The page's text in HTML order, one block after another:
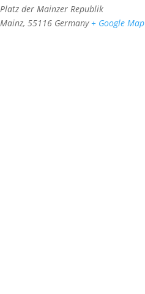
Platz der Mainzer Republik
Mainz, 55116 Germany + Google Map